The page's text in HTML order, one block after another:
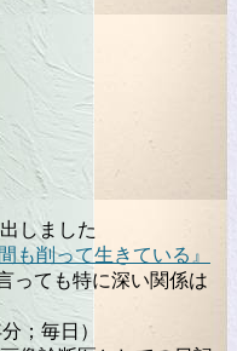
しました
も削って生きている』
っても特に深い関係は
；毎日）